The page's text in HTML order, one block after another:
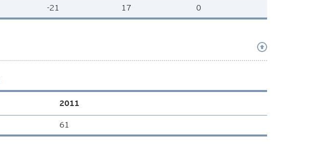
-21 17 0
2011
61